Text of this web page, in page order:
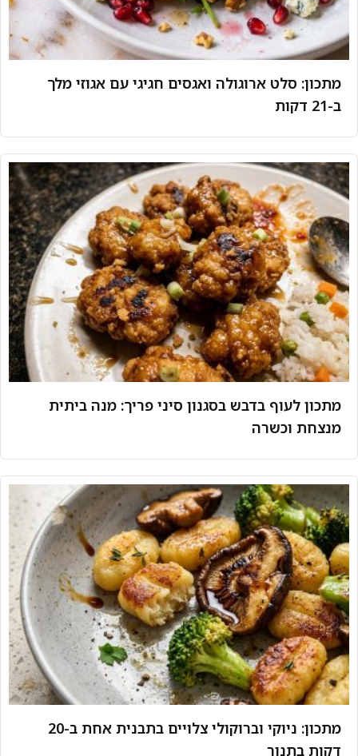
מתכון: סלט ארוגולה ואגסים חגיגי עם אגוזי מלך
ב-21 דקות
מתכון לעוף בדבש בסגנון סיני פריך: מנה ביתית
מנצחת וכשרה
מתכון: ניוקי וברוקולי צלויים בתבנית אחת ב-20
דקות בתנור